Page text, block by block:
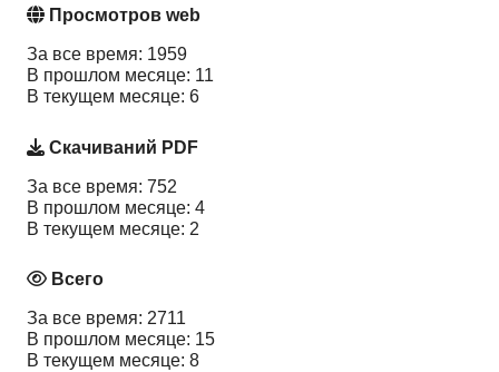
Просмотров web
За все время: 1959
В прошлом месяце: 11
В текущем месяце: 6
Скачиваний PDF
За все время: 752
В прошлом месяце: 4
В текущем месяце: 2
Всего
За все время: 2711
В прошлом месяце: 15
В текущем месяце: 8